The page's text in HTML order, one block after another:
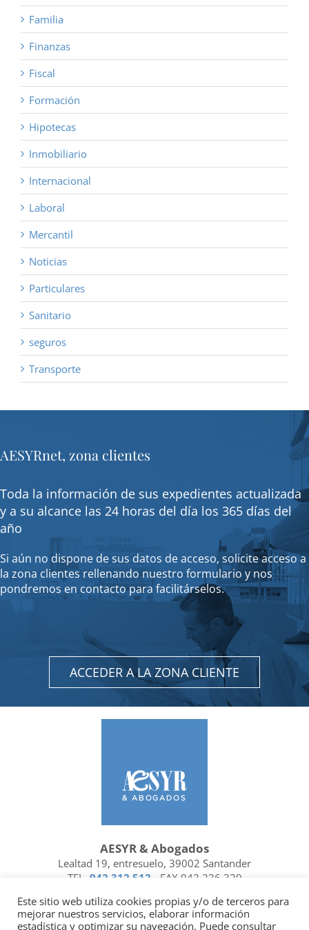
Familia
Finanzas
Fiscal
Formación
Hipotecas
Inmobiliario
Internacional
Laboral
Mercantil
Noticias
Particulares
Sanitario
seguros
Transporte
AESYRnet, zona clientes
Toda la información de sus expedientes actualizada
y a su alcance las 24 horas del día los 365 días del
año
Si aún no dispone de sus datos de acceso, solicite acceso a
la zona clientes rellenando nuestro formulario y nos
pondremos en contacto para facilitárselos.
ACCEDER A LA ZONA CLIENTE
AESYR & Abogados
Lealtad 19, entresuelo, 39002 Santander
TEL. 942 312 512 - FAX 942 226 329
FacebookLinkedin
Este sitio web utiliza cookies propias y/o de terceros para
mejorar nuestros servicios, elaborar información
estadística y optimizar su navegación. Puede consultar